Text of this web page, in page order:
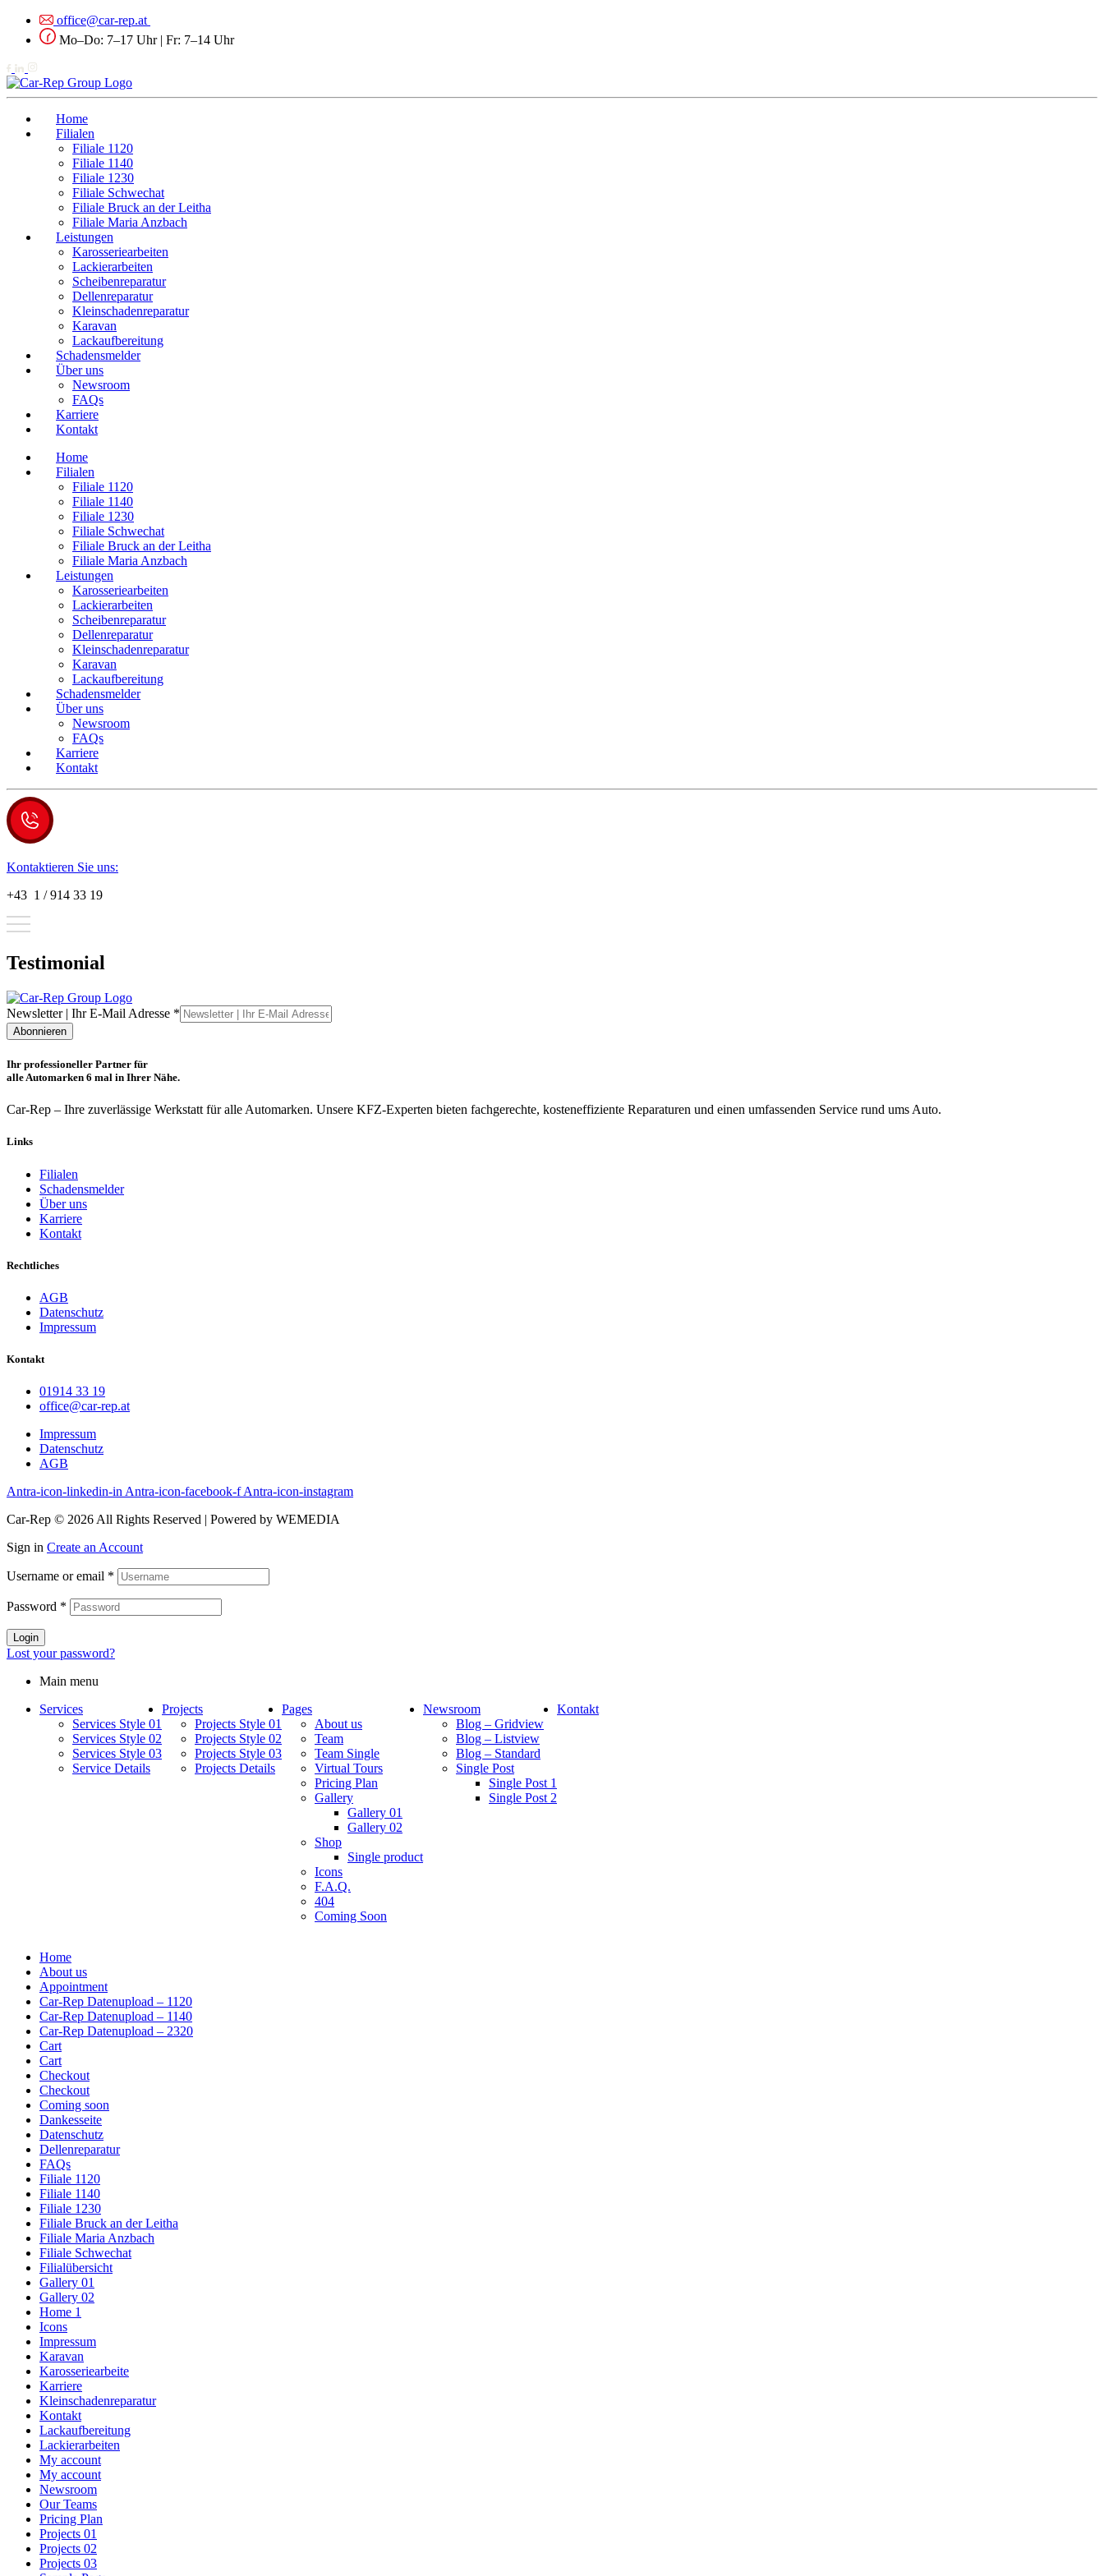
office@car-rep.at
Mo–Do: 7–17 Uhr | Fr: 7–14 Uhr
Home
Filialen
Filiale 1120
Filiale 1140
Filiale 1230
Filiale Schwechat
Filiale Bruck an der Leitha
Filiale Maria Anzbach
Leistungen
Karosseriearbeiten
Lackierarbeiten
Scheibenreparatur
Dellenreparatur
Kleinschadenreparatur
Karavan
Lackaufbereitung
Schadensmelder
Über uns
Newsroom
FAQs
Karriere
Kontakt
Home
Filialen
Filiale 1120
Filiale 1140
Filiale 1230
Filiale Schwechat
Filiale Bruck an der Leitha
Filiale Maria Anzbach
Leistungen
Karosseriearbeiten
Lackierarbeiten
Scheibenreparatur
Dellenreparatur
Kleinschadenreparatur
Karavan
Lackaufbereitung
Schadensmelder
Über uns
Newsroom
FAQs
Karriere
Kontakt
Kontaktieren Sie uns:
+43 1 / 914 33 19
Testimonial
|
Ihr
Adresse
Newsletter | Ihr E-Mail Adresse *
Abonnieren
Ihr professioneller Partner für
alle Automarken 6 mal in Ihrer Nähe.
Car-Rep – Ihre zuverlässige Werkstatt für alle Automarken. Unsere KFZ-Experten bieten fachgerechte, kosteneffiziente Reparaturen und einen umfassenden Service rund ums Auto.
Links
Filialen
Schadensmelder
Über uns
Karriere
Kontakt
Rechtliches
AGB
Datenschutz
Impressum
Kontakt
01914 33 19
office@car-rep.at
Impressum
Datenschutz
AGB
Antra-icon-linkedin-in Antra-icon-facebook-f Antra-icon-instagram
Car-Rep © 2026 All Rights Reserved | Powered by WEMEDIA
Sign in Create an Account
Username or email *
Password *
Login
Lost your password?
Main menu
Services
Services Style 01
Services Style 02
Services Style 03
Service Details
Projects
Projects Style 01
Projects Style 02
Projects Style 03
Projects Details
Pages
About us
Team
Team Single
Virtual Tours
Pricing Plan
Gallery
Gallery 01
Gallery 02
Shop
Single product
Icons
F.A.Q.
404
Coming Soon
Newsroom
Blog – Gridview
Blog – Listview
Blog – Standard
Single Post
Single Post 1
Single Post 2
Kontakt
Home
About us
Appointment
Car-Rep Datenupload – 1120
Car-Rep Datenupload – 1140
Car-Rep Datenupload – 2320
Cart
Cart
Checkout
Checkout
Coming soon
Dankesseite
Datenschutz
Dellenreparatur
FAQs
Filiale 1120
Filiale 1140
Filiale 1230
Filiale Bruck an der Leitha
Filiale Maria Anzbach
Filiale Schwechat
Filialübersicht
Gallery 01
Gallery 02
Home 1
Icons
Impressum
Karavan
Karosseriearbeite
Karriere
Kleinschadenreparatur
Kontakt
Lackaufbereitung
Lackierarbeiten
My account
My account
Newsroom
Our Teams
Pricing Plan
Projects 01
Projects 02
Projects 03